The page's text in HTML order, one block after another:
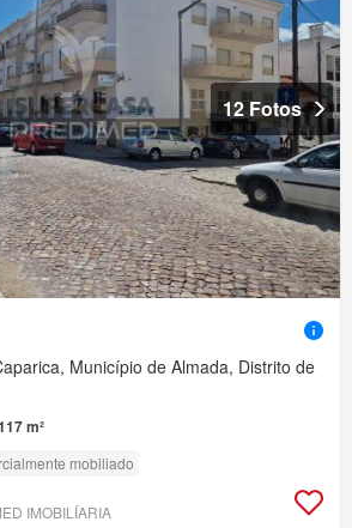
12 Fotos
Município de Almada, Distrito de
m²
mobiliado
IMOBILÍARIA